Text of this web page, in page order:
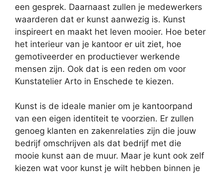
een gesprek. Daarnaast zullen je medewerkers
waarderen dat er kunst aanwezig is. Kunst
inspireert en maakt het leven mooier. Hoe beter
het interieur van je kantoor er uit ziet, hoe
gemotiveerder en productiever werkende
mensen zijn. Ook dat is een reden om voor
Kunstatelier Arto in Enschede te kiezen.
Kunst is de ideale manier om je kantoorpand
van een eigen identiteit te voorzien. Er zullen
genoeg klanten en zakenrelaties zijn die jouw
bedrijf omschrijven als dat bedrijf met die
mooie kunst aan de muur. Maar je kunt ook zelf
kiezen wat voor kunst je wilt hebben binnen je